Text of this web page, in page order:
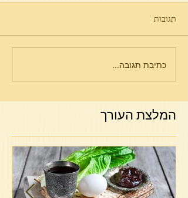
תגובות
כתיבת תגובה...
המלצת העורך